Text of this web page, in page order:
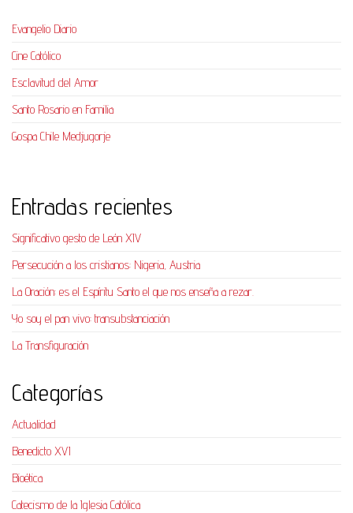
Evangelio Diario
Cine Católico
Esclavitud del Amor
Santo Rosario en Familia
Gospa Chile Medjugorje
Entradas recientes
Significativo gesto de León XIV
Persecución a los cristianos: Nigeria, Austria
La Oración: es el Espíritu Santo el que nos enseña a rezar.
Yo soy el pan vivo: transubstanciación
La Transfiguración
Categorías
Actualidad
Benedicto XVI
Bioética
Catecismo de la Iglesia Católica